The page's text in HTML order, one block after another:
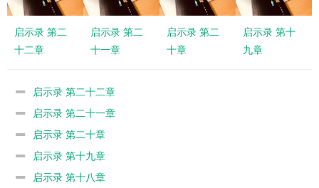
启示录 第二
十二章
启示录 第二
十一章
启示录 第二
十章
启示录 第十
九章
启示录 第二十二章
启示录 第二十一章
启示录 第二十章
启示录 第十九章
启示录 第十八章